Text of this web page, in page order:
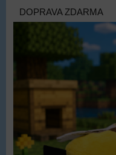
DOPRAVA ZDARMA